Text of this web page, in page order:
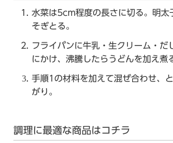
⽔菜は5cm程度の⻑さに切る。明太
そぎとる。
フライパンに⽜乳・⽣クリーム・だ
にかけ、沸騰したらうどんを加え煮
手順1の材料を加えて混ぜ合わせ、
がり。
調理に最適な商品はコチラ